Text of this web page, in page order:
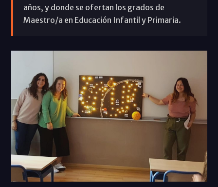
años, y donde se ofertan los grados de
Maestro/a en Educación Infantil y Primaria.